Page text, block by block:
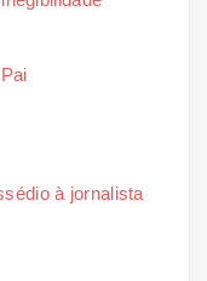
à jornalista